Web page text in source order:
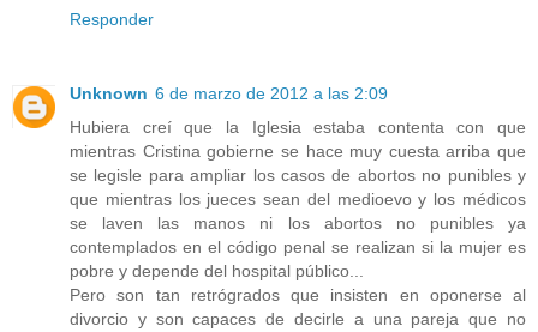
Responder
Unknown 6 de marzo de 2012 a las 2:09
Hubiera creí que la Iglesia estaba contenta con que
mientras Cristina gobierne se hace muy cuesta arriba que
se legisle para ampliar los casos de abortos no punibles y
que mientras los jueces sean del medioevo y los médicos
se laven las manos ni los abortos no punibles ya
contemplados en el código penal se realizan si la mujer es
pobre y depende del hospital público...
Pero son tan retrógrados que insisten en oponerse al
divorcio y son capaces de decirle a una pareja que no